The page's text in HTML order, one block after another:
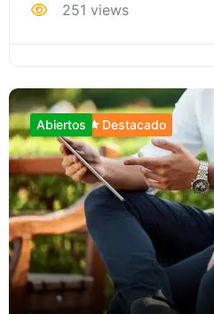
251 views
Abiertos Destacado